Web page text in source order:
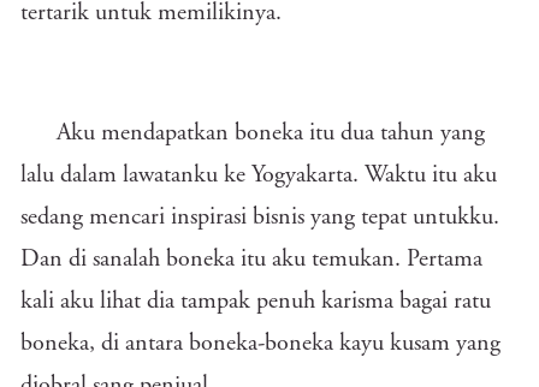
tertarik untuk memilikinya.
Aku mendapatkan boneka itu dua tahun yang
lalu dalam lawatanku ke Yogyakarta. Waktu itu aku
sedang mencari inspirasi bisnis yang tepat untukku.
Dan di sanalah boneka itu aku temukan. Pertama
kali aku lihat dia tampak penuh karisma bagai ratu
boneka, di antara boneka-boneka kayu kusam yang